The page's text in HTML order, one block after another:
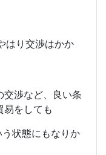
はり交渉はかか
交渉など、良い条
易をしても
う状態にもなりか